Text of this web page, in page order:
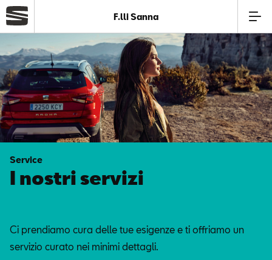
Azienda
Modelli
Offerte
Service
F.lli Sanna
Service
I nostri servizi
Ci prendiamo cura delle tue esigenze e ti offriamo un
servizio curato nei minimi dettagli.